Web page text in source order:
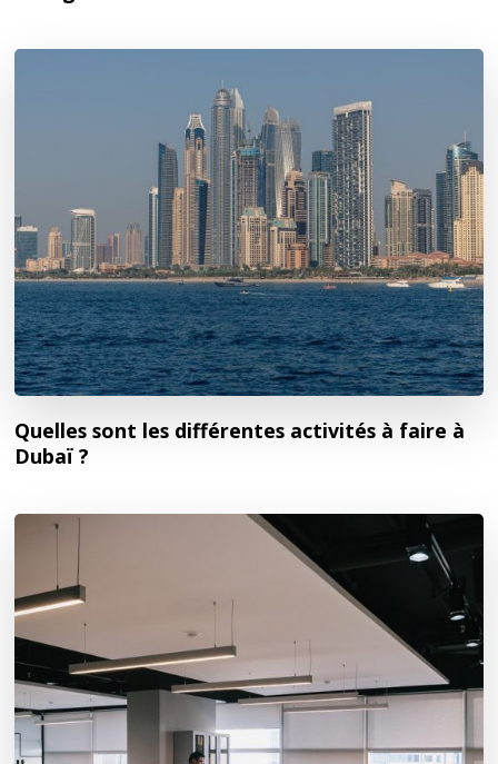
Quelles sont les différentes activités à faire à
Dubaï ?